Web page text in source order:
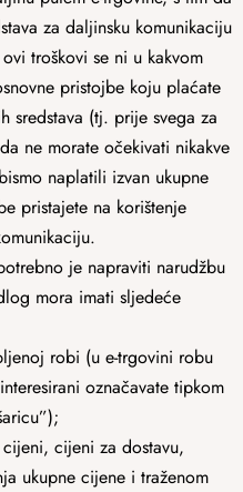
za daljinsku komunikaciju
troškovi se ni u kakvom
pristojbe koju plaćate
sredstava (tj. prije svega za
ne morate očekivati ​​nikakve
naplatili izvan ukupne
pristajete na korištenje
je napraviti narudžbu
mora imati sljedeće
robi (u e-trgovini robu
označavate tipkom
cijeni za dostavu,
ukupne cijene i traženom